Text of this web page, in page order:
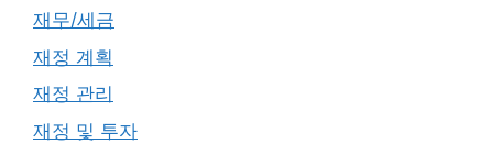
재무/세금
재정 계획
재정 관리
재정 및 투자